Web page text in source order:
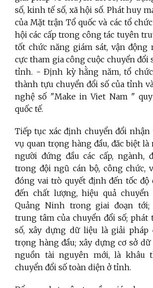
số, kinh tế số, xã hội số. Phát huy
của Mặt trận Tổ quốc và các tổ
hội các cấp trong công tác tuyên
tốt chức năng giám sát, vận động
cực tham gia công cuộc chuyển đổi
tỉnh. - Định kỳ hằng năm, tổ
thành tựu chuyển đổi số của tỉnh
nghệ số "Make in Viet Nam "
quốc tế.
Tiếp tục xác định chuyển đổi
vụ quan trọng hàng đầu, đăc biệt
người đứng đầu các cấp, ngành,
trong đội ngũ cán bộ, công chức,
đóng vai trò quyết định đến tốc độ
đến chất lượng, hiệu quả
Quảng Ninh trong giai đoạn
trung tâm của chuyển đổi số; phát
số, xây dựng dữ liệu là giải pháp
trọng hàng đầu; xây dựng cơ sở
nguồn tài nguyên mới, là khâu
chuyển đổi số toàn diện ở tỉnh.